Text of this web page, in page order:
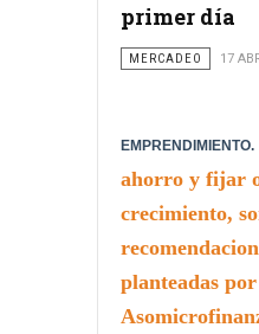
primer día
MERCADEO 17
EMPRENDIMIENTO.
ahorro y fijar
crecimiento,
planteadas por